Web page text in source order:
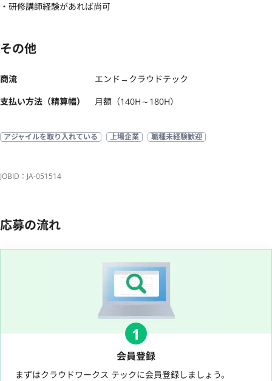
・研修講師経験があれば尚可
その他
商流
エンド→クラウドテック
支払い方法（精算幅）
月額（140H～180H）
アジャイルを取り入れている 上場企業 職種未経験歓迎
JOBID：JA-051514
応募の流れ
1
会員登録
まずはクラウドワークス テックに会員登録しましょう。